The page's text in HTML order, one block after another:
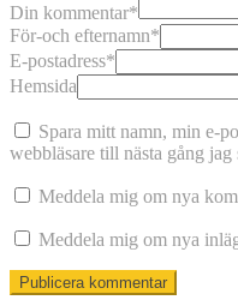
Din kommentar*
För-och efternamn*
E-postadress*
Hemsida
Spara mitt namn, min e-
webbläsare till nästa gång
Meddela mig om nya
Meddela mig om nya